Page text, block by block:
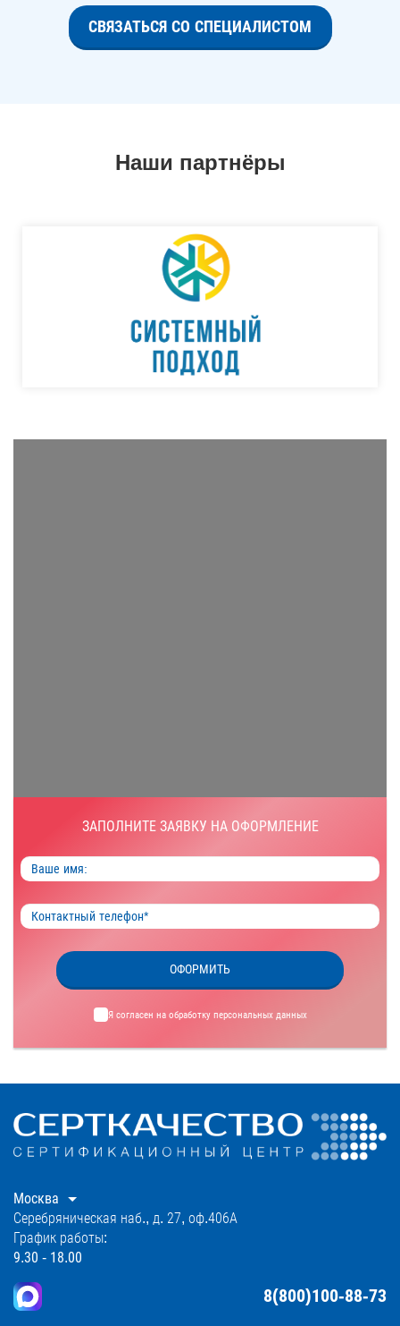
СВЯЗАТЬСЯ СО СПЕЦИАЛИСТОМ
Наши партнёры
ЗАПОЛНИТЕ ЗАЯВКУ НА ОФОРМЛЕНИЕ
ОФОРМИТЬ
Я согласен на обработку персональных данных
Москва
Серебряническая наб., д. 27, оф.406А
График работы:
9.30 - 18.00
8(800)100-88-73